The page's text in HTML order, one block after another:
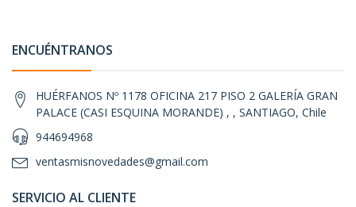
ENCUÉNTRANOS
HUÉRFANOS Nº 1178 OFICINA 217 PISO 2 GALERÍA GRAN
PALACE (CASI ESQUINA MORANDE) , , SANTIAGO, Chile
944694968
ventasmisnovedades@gmail.com
SERVICIO AL CLIENTE